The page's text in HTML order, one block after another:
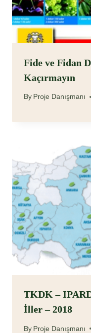
Fide ve Fidan
Kaçırmayın
By Proje Danışmanı
TKDK –
İller – 2018
By Proje Danışmanı